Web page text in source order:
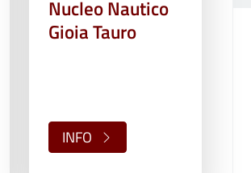
Nucleo Nautico
Gioia Tauro
INFO